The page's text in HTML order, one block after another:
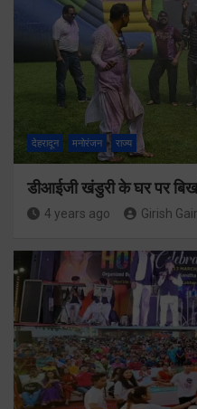
देहरादून मनोरंजन राज्य
डीआईजी खंडुरी के घर पर
4 years ago Girish